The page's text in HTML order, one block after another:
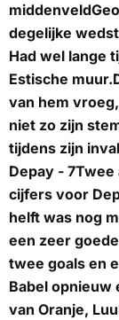
middenveld
degelijke
Had wel lange
Estische muur.
van hem
niet zo zijn
tijdens zijn
Depay - 7Twee
cijfers voor
helft was nog
een zeer
twee goals en
Babel opnieuw
van Oranje,